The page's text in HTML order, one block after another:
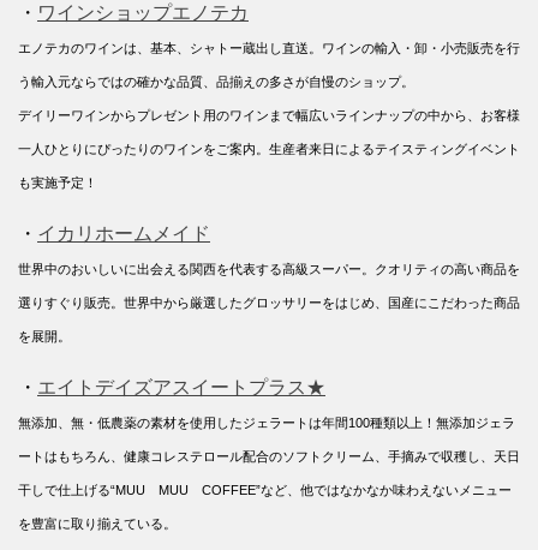
・ ワインショップエノテカ
エノテカのワインは、基本、シャトー蔵出し直送。ワインの輸入・卸・小売販売を行
う輸入元ならではの確かな品質、品揃えの多さが自慢のショップ。
デイリーワインからプレゼント用のワインまで幅広いラインナップの中から、お客様
一人ひとりにぴったりのワインをご案内。生産者来日によるテイスティングイベント
も実施予定！
・ イカリホームメイド
世界中のおいしいに出会える関西を代表する高級スーパー。クオリティの高い商品を
選りすぐり販売。世界中から厳選したグロッサリーをはじめ、国産にこだわった商品
を展開。
・ エイトデイズアスイートプラス★
無添加、無・低農薬の素材を使用したジェラートは年間100種類以上！無添加ジェラ
ートはもちろん、健康コレステロール配合のソフトクリーム、手摘みで収穫し、天日
干しで仕上げる“MUU MUU COFFEE”など、他ではなかなか味わえないメニュー
を豊富に取り揃えている。